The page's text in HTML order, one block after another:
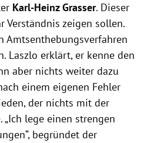
Karl-Heinz Grasser. Dieser
Verständnis zeigen sollen.
Amtsenthebungsverfahren
Laszlo erklärt, er kenne den
aber nichts weiter dazu
einem eigenen Fehler
der nichts mit der
„Ich lege einen strengen
begründet der